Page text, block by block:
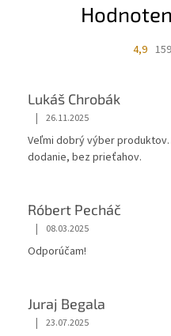
4,9
Lukáš Chrobák
| 26.11.2025
Veľmi dobrý výber
dodanie, bez prieťahov.
Róbert Pecháč
| 08.03.2025
Odporúčam!
Juraj Begala
| 23.07.2025